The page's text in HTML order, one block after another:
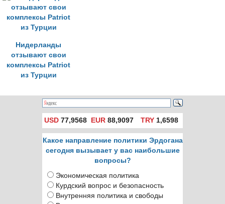
Нидерланды
отзывают свои
комплексы Patriot
из Турции
USD 77,9568 EUR 88,9097 TRY1,6598
Какое направление политики Эрдогана
сегодня вызывает у вас наибольшие
вопросы?
Экономическая политика
Курдский вопрос и безопасность
Внутренняя политика и свободы